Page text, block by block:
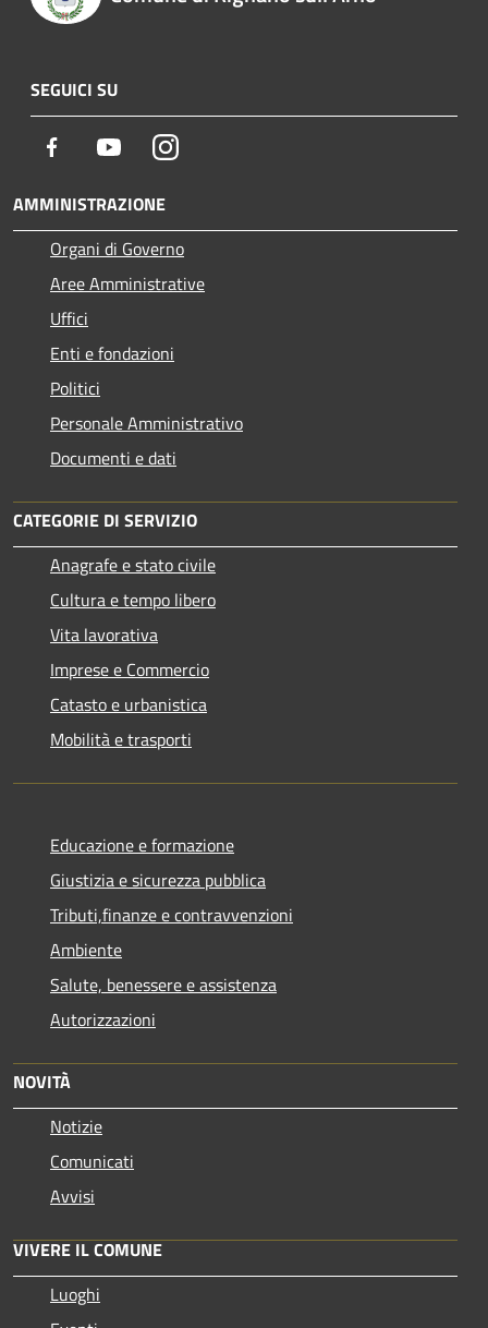
SEGUICI SU
Facebook YoutubeInstagram
AMMINISTRAZIONE
Organi di Governo
Aree Amministrative
Uffici
Enti e fondazioni
Politici
Personale Amministrativo
Documenti e dati
CATEGORIE DI SERVIZIO
Anagrafe e stato civile
Cultura e tempo libero
Vita lavorativa
Imprese e Commercio
Catasto e urbanistica
Mobilità e trasporti
Educazione e formazione
Giustizia e sicurezza pubblica
Tributi,finanze e contravvenzioni
Ambiente
Salute, benessere e assistenza
Autorizzazioni
NOVITÀ
Notizie
Comunicati
Avvisi
VIVERE IL COMUNE
Luoghi